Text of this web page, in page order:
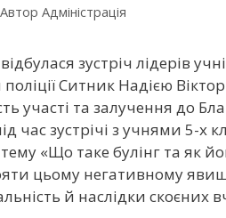
Автор Адміністрація
зустріч лідерів
Ситник Надією
участі та залучення до
час зустрічі з учнями 5-х
«Що таке булінг та як
цьому негативному
й наслідки скоєних